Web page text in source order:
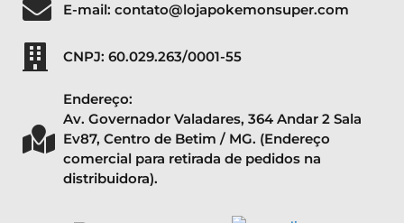
E-mail: contato@lojapokemonsuper.com
CNPJ: 60.029.263/0001-55
Endereço:
Av. Governador Valadares, 364 Andar 2 Sala
Ev87, Centro de Betim / MG. (Endereço
comercial para retirada de pedidos na
distribuidora).